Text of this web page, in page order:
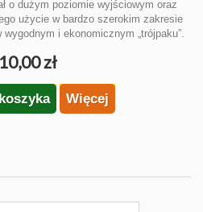
o dużym poziomie wyjściowym oraz
użycie w bardzo szerokim zakresie
i ekonomicznym „trójpaku”.
zł
Więcej